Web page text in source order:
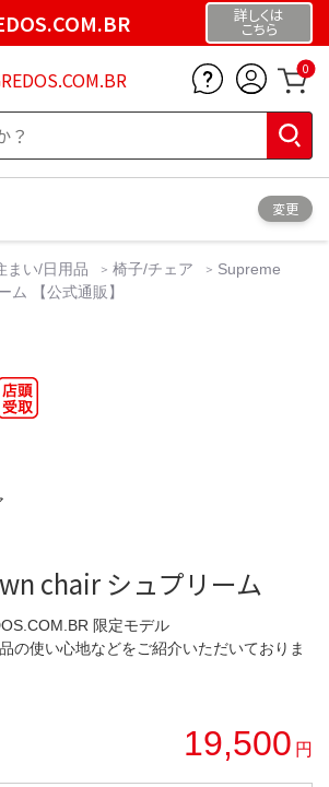
詳しくは
こちら
0
変更
まい/日用品 椅子/チェア
Supreme
ム 【公式通販】
chair シュプリーム
限定モデル
の使い心地などをご紹介いただいておりま
19,500 円